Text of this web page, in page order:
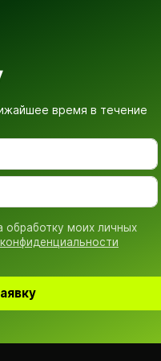
время в течение
моих личных